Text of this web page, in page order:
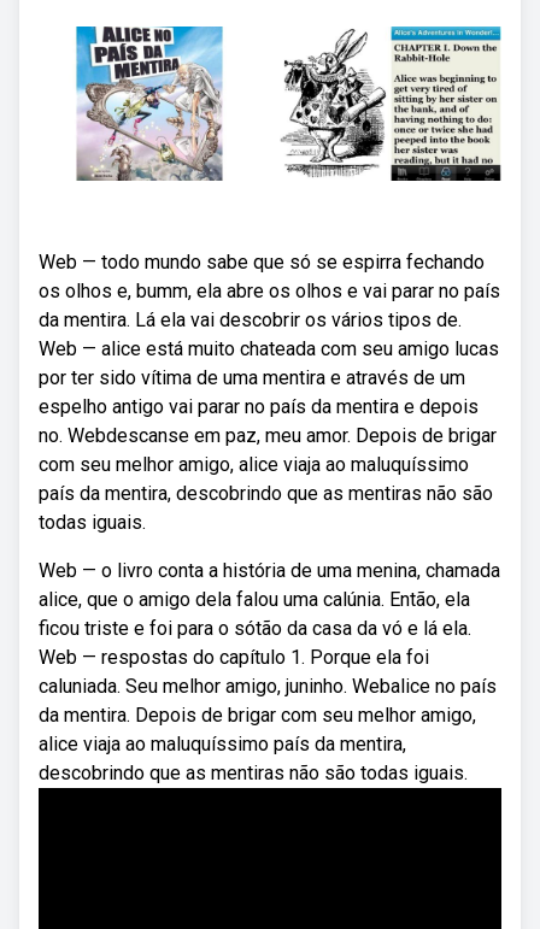
Web — todo mundo sabe que só se espirra fechando
os olhos e, bumm, ela abre os olhos e vai parar no país
da mentira. Lá ela vai descobrir os vários tipos de.
Web — alice está muito chateada com seu amigo lucas
por ter sido vítima de uma mentira e através de um
espelho antigo vai parar no país da mentira e depois
no. Webdescanse em paz, meu amor. Depois de brigar
com seu melhor amigo, alice viaja ao maluquíssimo
país da mentira, descobrindo que as mentiras não são
todas iguais.
Web — o livro conta a história de uma menina, chamada
alice, que o amigo dela falou uma calúnia. Então, ela
ficou triste e foi para o sótão da casa da vó e lá ela.
Web — respostas do capítulo 1. Porque ela foi
caluniada. Seu melhor amigo, juninho. Webalice no país
da mentira. Depois de brigar com seu melhor amigo,
alice viaja ao maluquíssimo país da mentira,
descobrindo que as mentiras não são todas iguais.